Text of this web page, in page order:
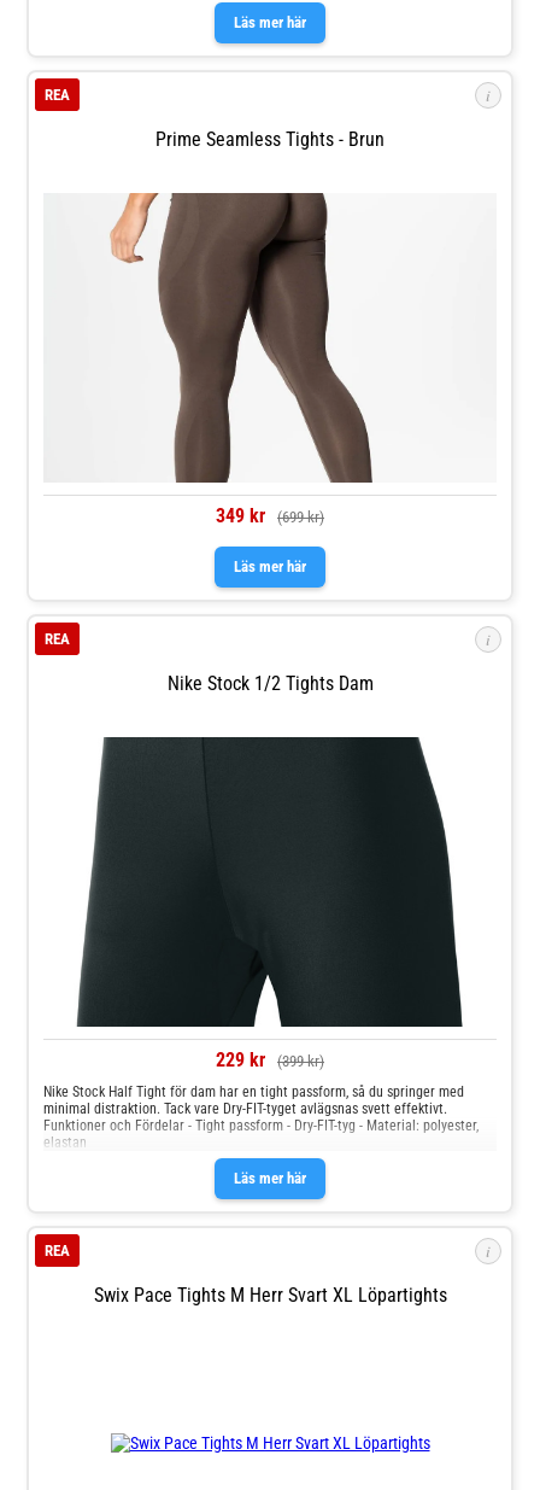
Läs mer här
i
Prime Seamless Tights - Brun
REA
349 kr (699 kr)
Läs mer här
i
Nike Stock 1/2 Tights Dam
REA
229 kr (399 kr)
Läs mer här
Nike Stock Half Tight för dam har en tight passform, så du springer med
minimal distraktion. Tack vare Dry-FIT-tyget avlägsnas svett effektivt.
Funktioner och Fördelar - Tight passform - Dry-FIT-tyg - Material: polyester,
elastan
i
Swix Pace Tights M Herr Svart XL Löpartights
REA